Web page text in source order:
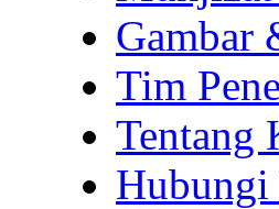
Gambar
Tim
Tentang